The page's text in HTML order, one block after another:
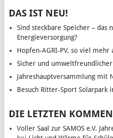
DAS IST NEU!
Sind steckbare Speicher – das
Energieversorgung?
Hopfen-AGRI-PV, so viel mehr
Sicher und umweltfreundlicher
Jahreshauptversammlung mit
Besuch Ritter-Sport Solarpark
DIE LETZTEN
Voller Saal zur SAMOS e.V.